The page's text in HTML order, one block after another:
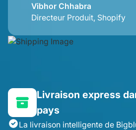
Vibhor Chhabra
Directeur Produit, Shopify
Livraison express
pays
La livraison intelligente de